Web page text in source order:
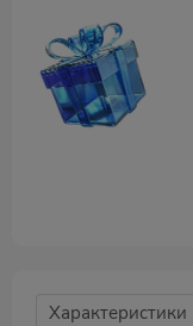
Характеристики